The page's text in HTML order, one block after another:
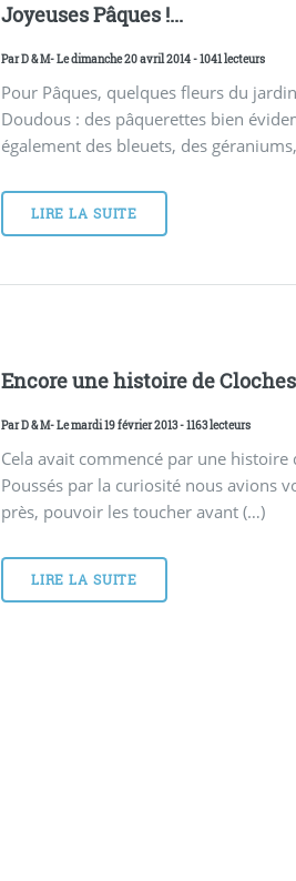
Joyeuses Pâques !...
ParD & M- Le dimanche 20 avril 2014 - 1041 lecteurs
Pour Pâques, quelques fleurs du
Doudous : des pâquerettes bien
également des bleuets, des
LIRE LA SUITE
Encore une histoire de Cloches
ParD & M- Le mardi 19 février 2013 - 1163 lecteurs
Cela avait commencé par une histoire
Poussés par la curiosité nous avions
près, pouvoir les toucher avant (…)
LIRE LA SUITE